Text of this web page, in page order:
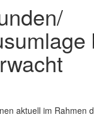
aktuell im Rahmen